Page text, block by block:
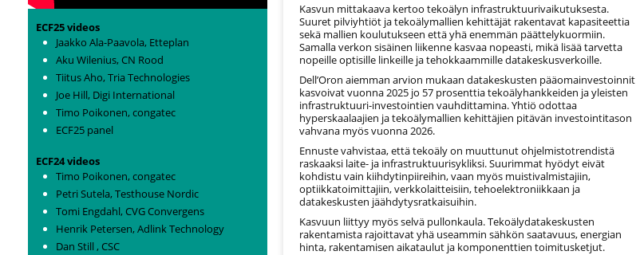
ECF25 videos
Jaakko Ala-Paavola, Etteplan
Aku Wilenius, CN Rood
Tiitus Aho, Tria Technologies
Joe Hill, Digi International
Timo Poikonen, congatec
ECF25 panel
ECF24 videos
Timo Poikonen, congatec
Petri Sutela, Testhouse Nordic
Tomi Engdahl, CVG Convergens
Henrik Petersen, Adlink Technology
Dan Still , CSC
Kasvun mittakaava kertoo tekoälyn infrastruktuurivaikutuksesta.
Suuret pilviyhtiöt ja tekoälymallien kehittäjät rakentavat kapasiteettia
sekä mallien koulutukseen että yhä enemmän päättelykuormiin.
Samalla verkon sisäinen liikenne kasvaa nopeasti, mikä lisää tarvetta
nopeille optisille linkeille ja tehokkaammille datakeskusverkoille.
Dell’Oron aiemman arvion mukaan datakeskusten pääomainvestoinnit
kasvoivat vuonna 2025 jo 57 prosenttia tekoälyhankkeiden ja yleisten
infrastruktuuri-investointien vauhdittamina. Yhtiö odottaa
hyperskaalaajien ja tekoälymallien kehittäjien pitävän investointitason
vahvana myös vuonna 2026.
Ennuste vahvistaa, että tekoäly on muuttunut ohjelmistotrendistä
raskaaksi laite- ja infrastruktuurisykliksi. Suurimmat hyödyt eivät
kohdistu vain kiihdytinpiireihin, vaan myös muistivalmistajiin,
optiikkatoimittajiin, verkkolaitteisiin, tehoelektroniikkaan ja
datakeskusten jäähdytysratkaisuihin.
Kasvuun liittyy myös selvä pullonkaula. Tekoälydatakeskusten
rakentamista rajoittavat yhä useammin sähkön saatavuus, energian
hinta, rakentamisen aikataulut ja komponenttien toimitusketjut.